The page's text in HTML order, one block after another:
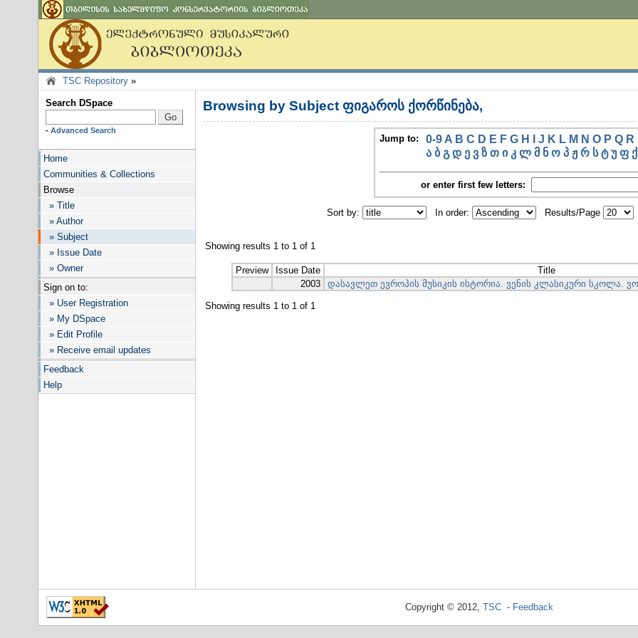
TSC Repository »
Search DSpace
- Advanced Search
Home
Communities & Collections
Browse
» Title
» Author
» Subject
» Issue Date
» Owner
Sign on to:
» User Registration
» My DSpace
» Edit Profile
» Receive email updates
Feedback
Help
Browsing by Subject ფიგაროს ქორწინება,
Jump to: 0-9 A B C D E F G H J K L M N O P Q R
ა ბ გ დ ე ვ ზ თ ი კ ლ მ ნ ო პ ჟ რ ს ტ უ ფ ქ
or enter first few letters:
Sort by: In order: Results/Page
Showing results 1 to 1 of 1
Preview Issue Date Title
2003
დასავლეთ ევროპის მუსიკის ისტორია. ვენის კლასიკური სკოლა.
Showing results 1 to 1 of 1
Copyright © 2012, TSC- Feedback